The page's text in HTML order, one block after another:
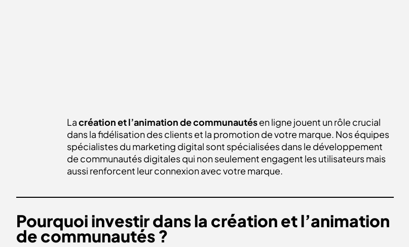
Lacréation et l’animation de communautésen ligne jouent un rôle crucial
dans la fidélisation des clients et la promotion de votre marque. Nos équipes
spécialistes du marketing digital sont spécialisées dans le développement
de communautés digitales qui non seulement engagent les utilisateurs mais
aussi renforcent leur connexion avec votre marque.
Pourquoi investir dans la création et l’animation
de communautés ?